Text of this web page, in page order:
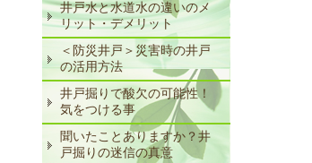
井戸水と水道水の違いのメ
リット・デメリット
＜防災井戸＞災害時の井戸
の活用方法
井戸掘りで酸欠の可能性！
気をつける事
聞いたことありますか？井
戸掘りの迷信の真意